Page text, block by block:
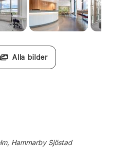
Alla bilder
Hammarby Sjöstad